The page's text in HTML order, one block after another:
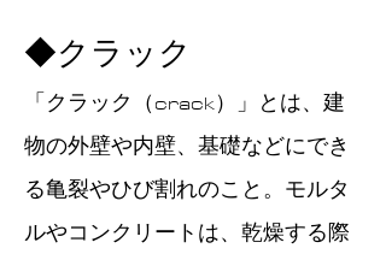
​◆クラック
「クラック（crack）」とは、建
物の外壁や内壁、基礎などにでき
る亀裂やひび割れのこと。モルタ
ルやコンクリートは、乾燥する際